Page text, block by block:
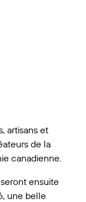
artisans et
de la
canadienne.
ensuite
une belle